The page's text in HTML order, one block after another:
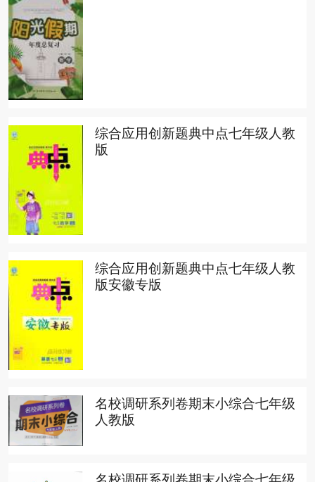
综合应用创新题典中点七年级人教
版
综合应用创新题典中点七年级人教
版安徽专版
名校调研系列卷期末小综合七年级
人教版